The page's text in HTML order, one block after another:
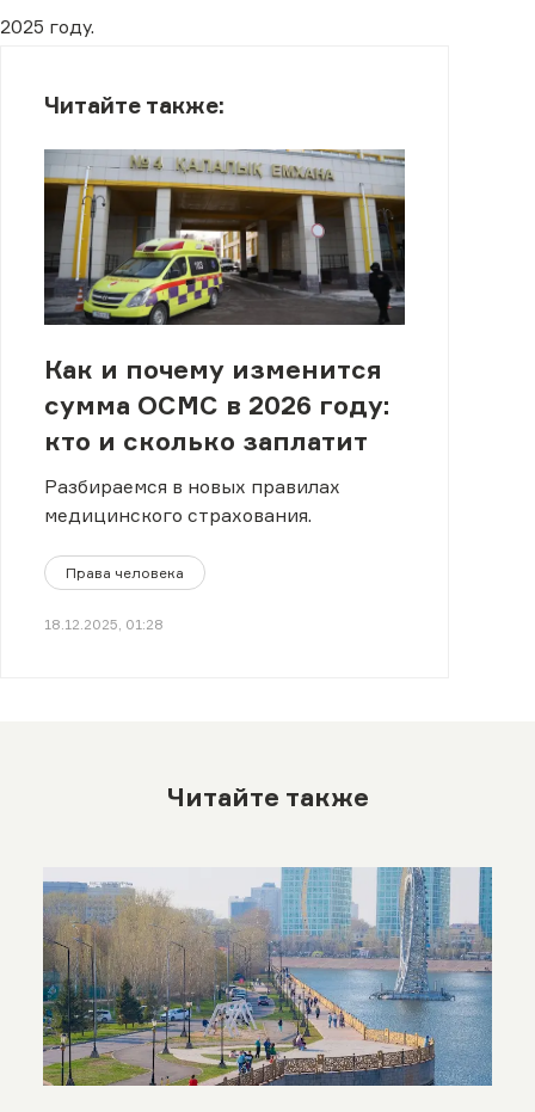
2025 году.
Читайте также:
Как и почему изменится
сумма ОСМС в 2026 году:
кто и сколько заплатит
Разбираемся в новых правилах
медицинского страхования.
Права человека
18.12.2025, 01:28
Читайте также